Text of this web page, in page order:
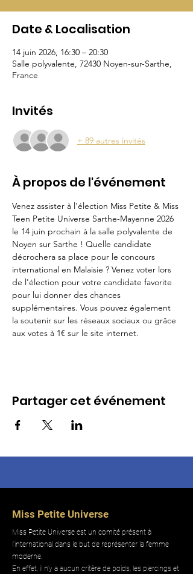
Date & Localisation
14 juin 2026, 16:30 – 20:30
Salle polyvalente, 72430 Noyen-sur-Sarthe,
France
Invités
+ 89 autres invités
À propos de l'événement
Venez assister à l'élection Miss Petite & Miss
Teen Petite Universe Sarthe-Mayenne 2026
le 14 juin prochain à la salle polyvalente de
Noyen sur Sarthe ! Quelle candidate
décrochera sa place pour le concours
international en Malaisie ? Venez voter lors
de l'élection pour votre candidate favorite
pour lui donner des chances
supplémentaires. Vous pouvez également
la soutenir sur les réseaux sociaux ou grâce
aux votes à 1€ sur le site internet.
Partager cet événement
Miss Petite Universe
Miss Petite Universe est un comité présent à
l'international dans le but de représenter la femme
moderne.
En effet, il n'y a aucun critère de poids, les piercings et